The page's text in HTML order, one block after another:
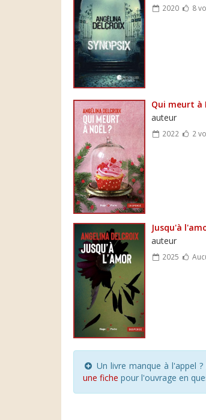
2020 8
Qui meurt à
auteur
2022 2
Jusqu'à
auteur
2025
Un livre manque à l'appel
une fiche pour l'ouvrage en